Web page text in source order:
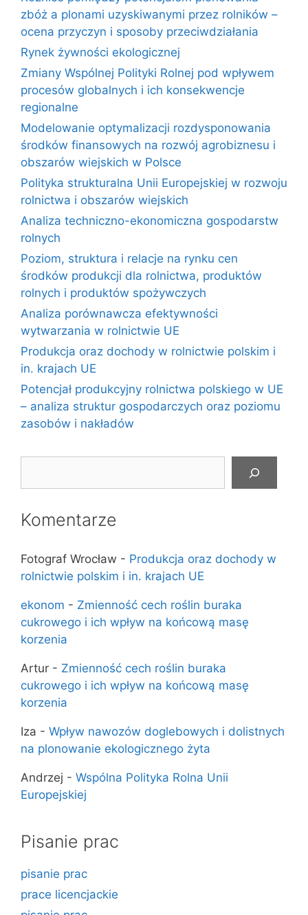
zbóż a plonami uzyskiwanymi przez rolników –
ocena przyczyn i sposoby przeciwdziałania
Rynek żywności ekologicznej
Zmiany Wspólnej Polityki Rolnej pod wpływem
procesów globalnych i ich konsekwencje
regionalne
Modelowanie optymalizacji rozdysponowania
środków finansowych na rozwój agrobiznesu i
obszarów wiejskich w Polsce
Polityka strukturalna Unii Europejskiej w rozwoju
rolnictwa i obszarów wiejskich
Analiza techniczno-ekonomiczna gospodarstw
rolnych
Poziom, struktura i relacje na rynku cen
środków produkcji dla rolnictwa, produktów
rolnych i produktów spożywczych
Analiza porównawcza efektywności
wytwarzania w rolnictwie UE
Produkcja oraz dochody w rolnictwie polskim i
in. krajach UE
Potencjał produkcyjny rolnictwa polskiego w UE
– analiza struktur gospodarczych oraz poziomu
zasobów i nakładów
Komentarze
Fotograf Wrocław - Produkcja oraz dochody w
rolnictwie polskim i in. krajach UE
ekonom - Zmienność cech roślin buraka
cukrowego i ich wpływ na końcową masę
korzenia
Artur - Zmienność cech roślin buraka
cukrowego i ich wpływ na końcową masę
korzenia
Iza - Wpływ nawozów doglebowych i dolistnych
na plonowanie ekologicznego żyta
Andrzej - Wspólna Polityka Rolna Unii
Europejskiej
Pisanie prac
pisanie prac
prace licencjackie